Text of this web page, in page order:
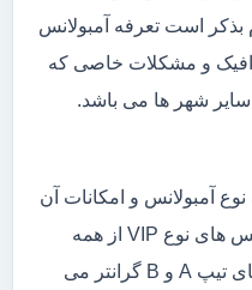
است تعرفه آمبولانس
و مشکلات خاصی که
سایر شهر ها می باشد.
نوع آمبولانس و امکانات آن
متفاوت خواهد بود معمولا آمبولانس های نوع VIP از همه
مدل ها گرانتر و بعد از آن مدل های تیپ A و B گرانتر می